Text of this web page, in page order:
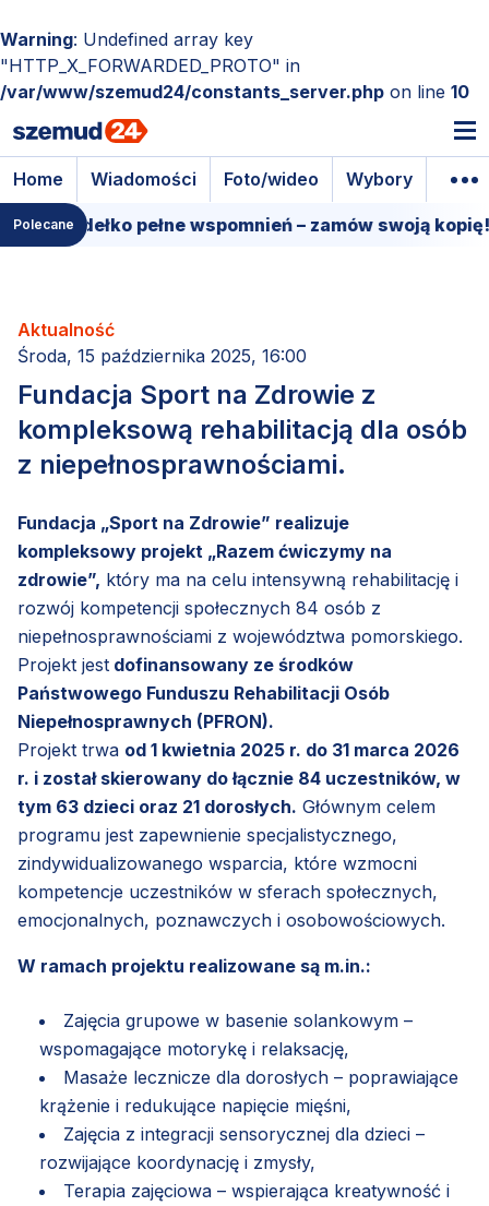
Warning: Undefined array key
"HTTP_X_FORWARDED_PROTO" in
/var/www/szemud24/constants_server.php on line 10
Home Wiadomości Foto/wideo Wybory
Polecane
pudełko pełne wspomnień – zamów swoją kopię!
Aktualność
Środa, 15 października 2025, 16:00
Fundacja Sport na Zdrowie z
kompleksową rehabilitacją dla osób
z niepełnosprawnościami.
Fundacja „Sport na Zdrowie” realizuje
kompleksowy projekt „Razem ćwiczymy na
zdrowie”, który ma na celu intensywną rehabilitację i
rozwój kompetencji społecznych 84 osób z
niepełnosprawnościami z województwa pomorskiego.
Projekt jest dofinansowany ze środków
Państwowego Funduszu Rehabilitacji Osób
Niepełnosprawnych (PFRON).
Projekt trwa od 1 kwietnia 2025 r. do 31 marca 2026
r. i został skierowany do łącznie 84 uczestników, w
tym 63 dzieci oraz 21 dorosłych. Głównym celem
programu jest zapewnienie specjalistycznego,
zindywidualizowanego wsparcia, które wzmocni
kompetencje uczestników w sferach społecznych,
emocjonalnych, poznawczych i osobowościowych.
W ramach projektu realizowane są m.in.:
Zajęcia grupowe w basenie solankowym –
wspomagające motorykę i relaksację,
Masaże lecznicze dla dorosłych – poprawiające
krążenie i redukujące napięcie mięśni,
Zajęcia z integracji sensorycznej dla dzieci –
rozwijające koordynację i zmysły,
Terapia zajęciowa – wspierająca kreatywność i